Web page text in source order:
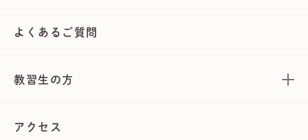
よくあるご質問
教習生の方
アクセス